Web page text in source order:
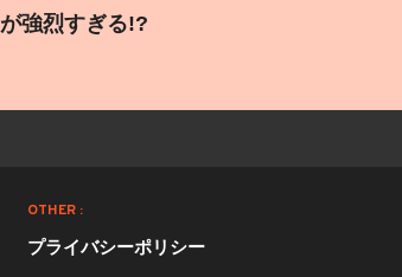
が強烈すぎる!?
OTHER :
プライバシーポリシー